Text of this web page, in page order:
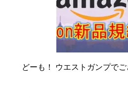
どーも！ ウエストガンプで